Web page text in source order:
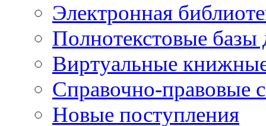
Электронная
Полнотекстовые
Виртуальные
Справочно-правовые
Новые поступления